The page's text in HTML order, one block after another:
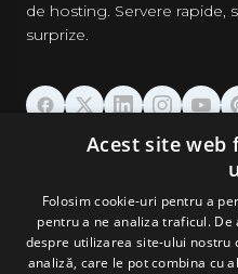
de hosting. Servere rapide,
surprize.
GĂZDUIRE
DOMENII & EMAIL
UNELTE &
Acest site web
Folosim cookie-uri pentru a
pentru a ne analiza traficul.
despre utilizarea site-ului
analiză, care le pot combina cu